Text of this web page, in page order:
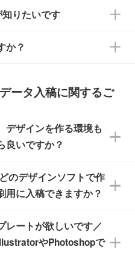
までお気軽にご相談
日で出荷いたしま
ださい。
いただくと、おおよ
確認いただけます。
のご発注をお願いい
算です。
かかります。
す。
異なります。各商
い
し、注文確定のご連
了承ください。
りたいです
各ページにある商品
スターパックなど)
つ袋に入っていま
など)
れていない状態で
替えや、オリジナル
ません。
か？
す。なお、海外への
んので予めご了承く
ータ入稿に関するご
デザインを作る環境も
良いですか？
ーター」を使えば、
ザインを作成できま
心です。
のデザインソフトで作
用に入稿できますか？
STUDIOなどのデ
デザインを作成した
レートが欲しいです／
やPhotoshopで